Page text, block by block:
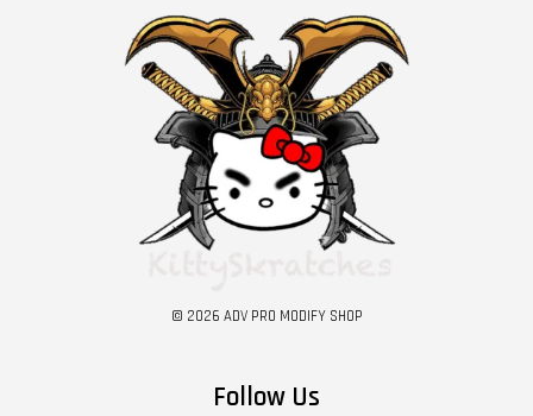
© 2026 ADV PRO MODIFY SHOP
Follow Us